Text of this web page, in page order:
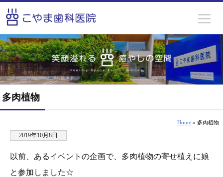
多肉植物
Home » 多肉植物
2019年10月8日
以前、あるイベントの企画で、多肉植物の寄せ植えに娘
と参加しました☆